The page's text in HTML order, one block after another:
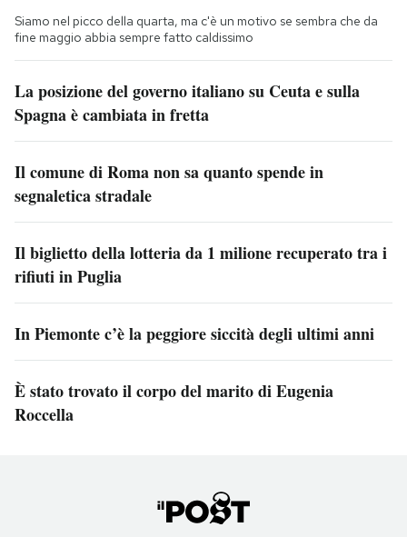
Siamo nel picco della quarta, ma c'è un motivo se sembra che da
fine maggio abbia sempre fatto caldissimo
La posizione del governo italiano su Ceuta e sulla
Spagna è cambiata in fretta
Il comune di Roma non sa quanto spende in
segnaletica stradale
Il biglietto della lotteria da 1 milione recuperato tra i
rifiuti in Puglia
In Piemonte c’è la peggiore siccità degli ultimi anni
È stato trovato il corpo del marito di Eugenia
Roccella